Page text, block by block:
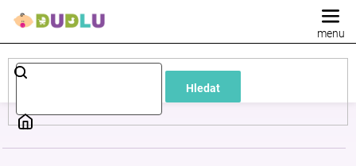
Hledat
Dětské
a
kojenecké